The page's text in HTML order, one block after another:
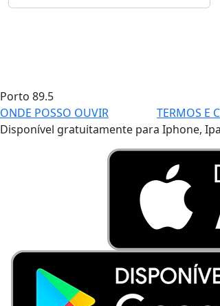
Porto 89.5
ONDE POSSO OUVIR
TERMOS E
Disponível gratuitamente para Iphone,